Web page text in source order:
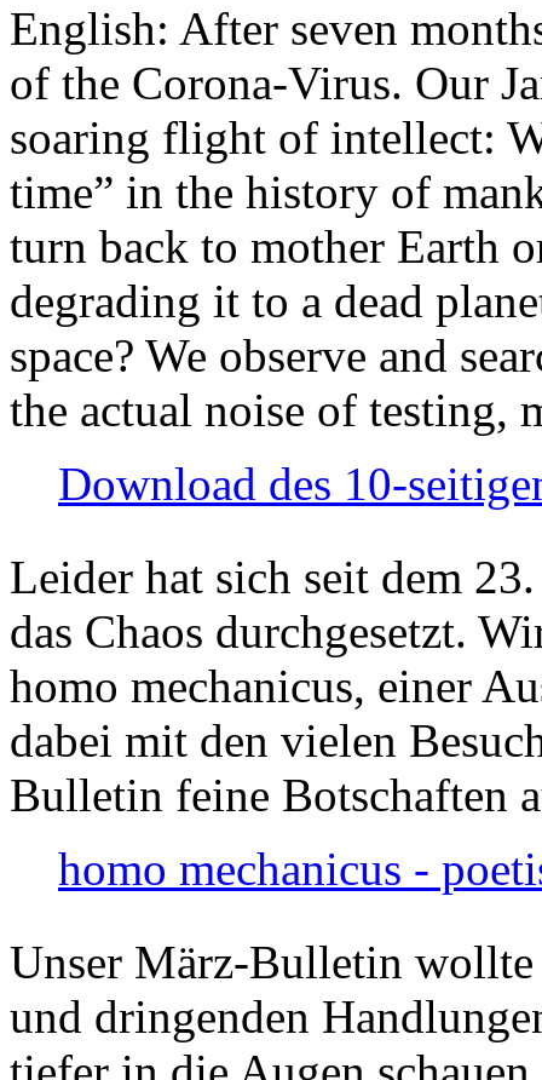
English: After seven
of the Corona-Virus. Our
soaring flight of intellect:
time” in the history of
turn back to mother Earth
degrading it to a dead
space? We observe and
the actual noise of testing,
Download des 10-
Leider hat sich seit dem
das Chaos durchgesetzt.
homo mechanicus, einer
dabei mit den vielen
Bulletin feine Botschaften
homo mechanicus -
Unser März-Bulletin
und dringenden